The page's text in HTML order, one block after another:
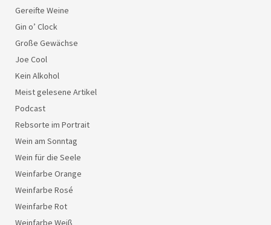
Gereifte Weine
Gin o’ Clock
Große Gewächse
Joe Cool
Kein Alkohol
Meist gelesene Artikel
Podcast
Rebsorte im Portrait
Wein am Sonntag
Wein für die Seele
Weinfarbe Orange
Weinfarbe Rosé
Weinfarbe Rot
Weinfarbe Weiß